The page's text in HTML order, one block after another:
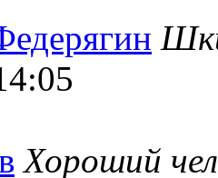
Хороший